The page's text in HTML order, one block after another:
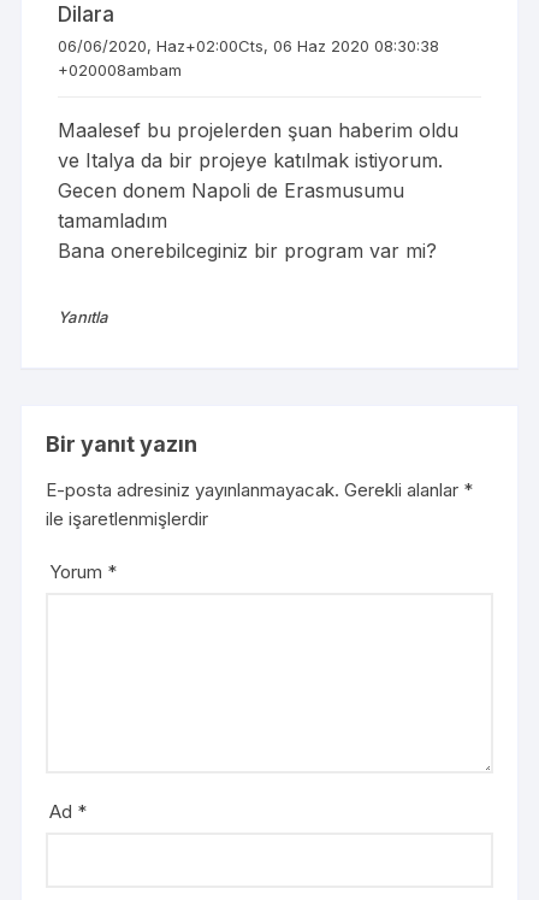
Dilara
06/06/2020, Haz+02:00Cts, 06 Haz 2020 08:30:38
+020008ambam
Maalesef bu projelerden şuan haberim oldu
ve Italya da bir projeye katılmak istiyorum.
Gecen donem Napoli de Erasmusumu
tamamladım
Bana onerebilceginiz bir program var mi?
Yanıtla
Bir yanıt yazın
E-posta adresiniz yayınlanmayacak. Gerekli alanlar *
ile işaretlenmişlerdir
Yorum *
Ad *